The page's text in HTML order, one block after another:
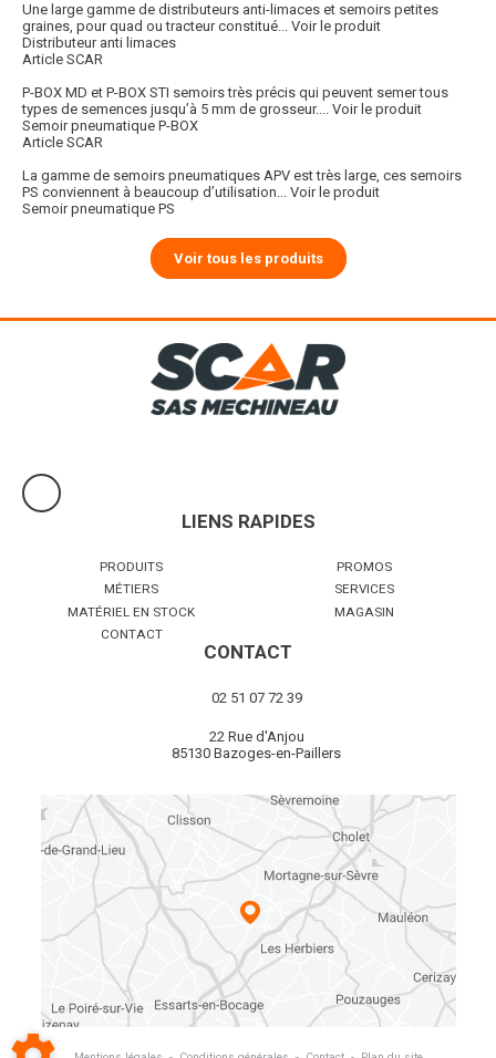
Une large gamme de distributeurs anti-limaces et semoirs petites
graines, pour quad ou tracteur constitué... Voir le produit
Distributeur anti limaces
Article SCAR
P-BOX MD et P-BOX STI semoirs très précis qui peuvent semer tous
types de semences jusqu’à 5 mm de grosseur.... Voir le produit
Semoir pneumatique P-BOX
Article SCAR
La gamme de semoirs pneumatiques APV est très large, ces semoirs
PS conviennent à beaucoup d’utilisation... Voir le produit
Semoir pneumatique PS
Voir tous les produits
LIENS RAPIDES
PRODUITS
PROMOS
MÉTIERS
SERVICES
MATÉRIEL EN STOCK
MAGASIN
CONTACT
CONTACT
02 51 07 72 39
22 Rue d'Anjou
85130 Bazoges-en-Paillers